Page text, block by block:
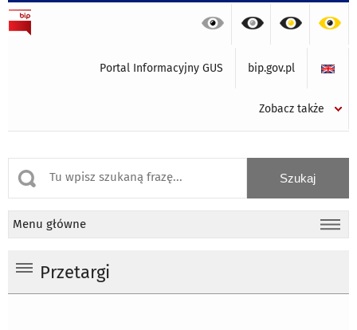
Portal Informacyjny GUS bip.gov.pl
Zobacz także
Menu główne
Przetargi